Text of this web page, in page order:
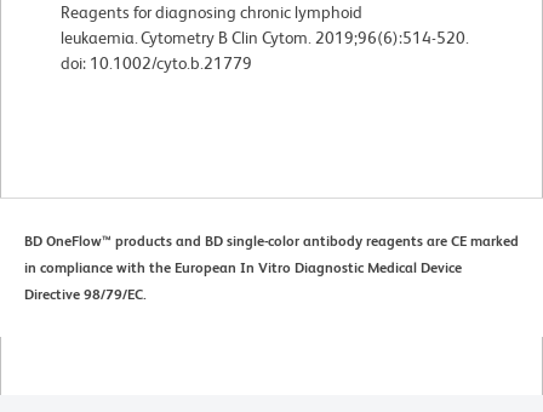
Reagents for diagnosing chronic lymphoid
leukaemia. Cytometry B Clin Cytom. 2019;96(6):514-520.
doi: 10.1002/cyto.b.21779
BD OneFlow™ products and BD single-color antibody reagents are CE marked
in compliance with the European In Vitro Diagnostic Medical Device
Directive 98/79/EC.